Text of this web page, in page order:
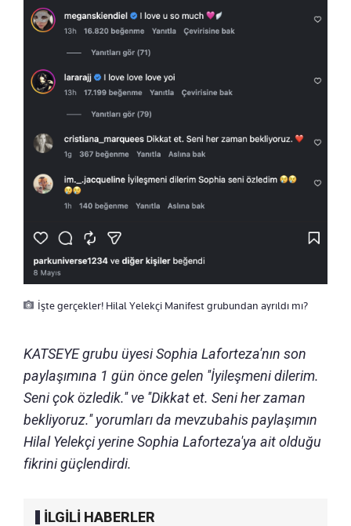
İşte gerçekler! Hilal Yelekçi Manifest grubundan ayrıldı mı?
KATSEYE grubu üyesi Sophia Laforteza'nın son
paylaşımına 1 gün önce gelen ''İyileşmeni dilerim.
Seni çok özledik.'' ve ''Dikkat et. Seni her zaman
bekliyoruz.'' yorumları da mevzubahis paylaşımın
Hilal Yelekçi yerine Sophia Laforteza'ya ait olduğu
fikrini güçlendirdi.
İLGİLİ HABERLER